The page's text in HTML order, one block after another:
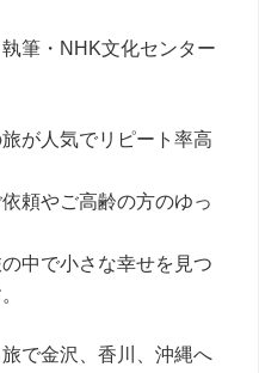
筆・NHK文化センター
が人気でリピート率高
頼やご高齢の方のゆっ
中で小さな幸せを見つ
で金沢、香川、沖縄へ